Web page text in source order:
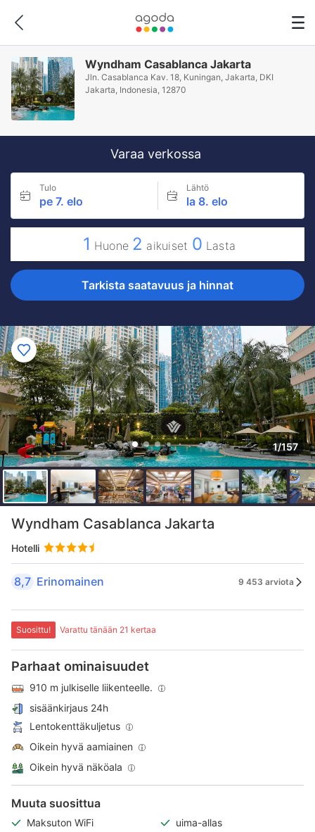
Wyndham Casablanca Jakarta
Jln. Casablanca Kav. 18, Kuningan, Jakarta, DKI
Jakarta, Indonesia, 12870
Varaa verkossa
Tulo
pe 7. elo
Lähtö
la 8. elo
1 Huone 2 aikuiset 0 Lasta
Tarkista saatavuus ja hinnat
1/157
Wyndham Casablanca Jakarta
Hotelli
8,7 Erinomainen 9 453 arviota
Suosittu! Varattu tänään 21 kertaa
Parhaat ominaisuudet
910 m julkiselle liikenteelle.
sisäänkirjaus 24h
Lentokenttäkuljetus
Oikein hyvä aamiainen
Oikein hyvä näköala
Muuta suosittua
Maksuton WiFi
uima-allas